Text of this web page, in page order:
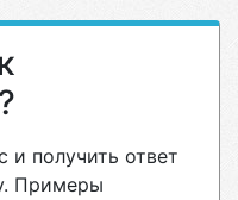
и получить ответ
Примеры